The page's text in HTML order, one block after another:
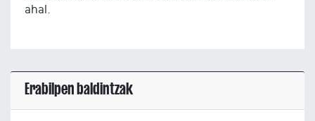
ahal.
Erabilpen baldintzak